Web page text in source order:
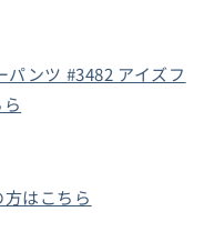
ンツ #3482 アイズフ
はこちら